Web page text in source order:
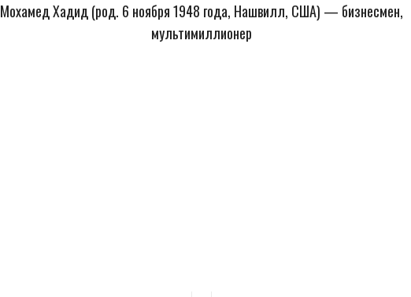
Мохамед Хадид (род. 6 ноября 1948 года, Нашвилл, США) — бизнесмен,
мультимиллионер